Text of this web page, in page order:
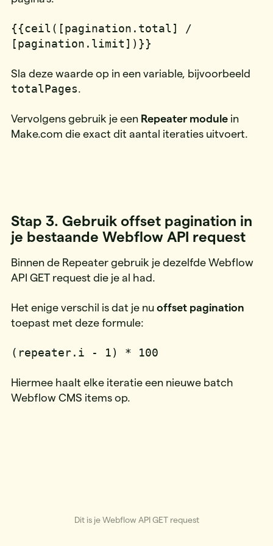
{{ceil([pagination.total] /
[pagination.limit])}}
Sla deze waarde op in een variable, bijvoorbeeld
totalPages
Vervolgens gebruik je een Repeater module in
Make.com die exact dit aantal iteraties uitvoert.
Stap 3. Gebruik offset pagination in
je bestaande Webflow API request
Binnen de Repeater gebruik je dezelfde Webflow
API GET request die je al had.
Het enige verschil is dat je nuoffset pagination
toepast met deze formule:
(repeater.i - 1) * 100
Hiermee haalt elke iteratie een nieuwe batch
Webflow CMS items op.
Dit is je Webflow API GET request